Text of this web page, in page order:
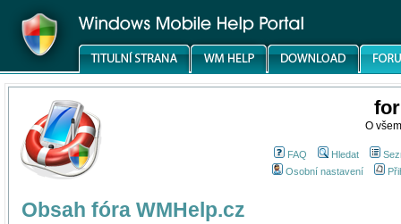
O
FAQ Hledat
Osobní nastavení
Obsah fóra WMHelp.cz